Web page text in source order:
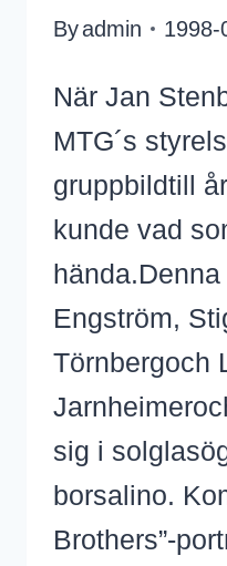
Byadmin 1998-
När Jan
MTG´s
gruppbildtill
kunde vad
Engström,
Törnbergoch
sig i
borsalino.
Brothers”-